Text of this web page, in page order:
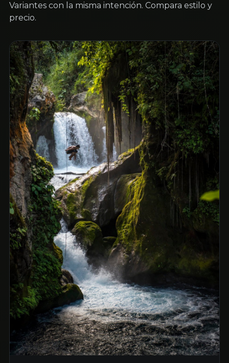
Variantes con la misma intención. Compara estilo y
precio.